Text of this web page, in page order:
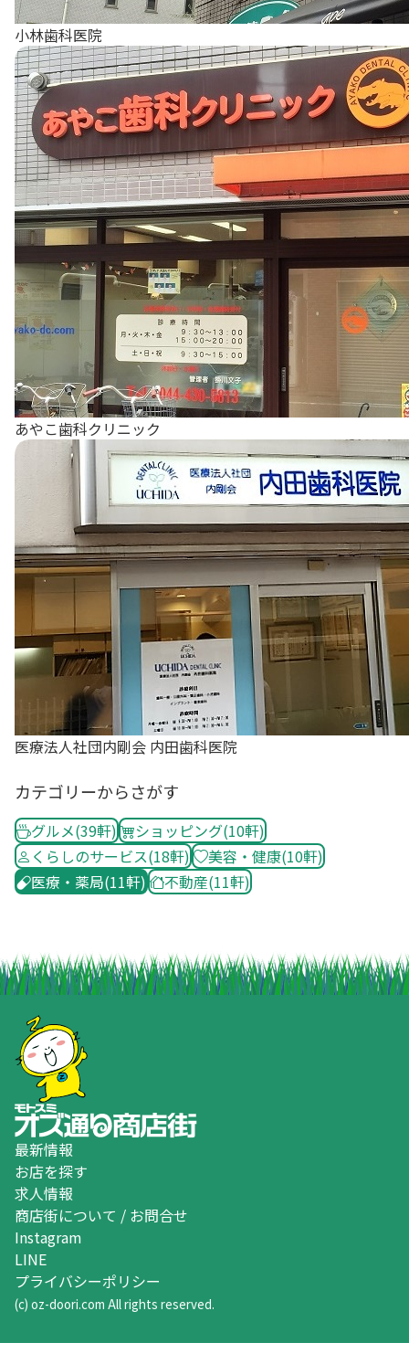
小林歯科医院
あやこ歯科クリニック
医療法人社団内剛会 内田歯科医院
カテゴリーからさがす
グルメ(39軒) ショッピング(10軒)
くらしのサービス(18軒) 美容・健康(10軒)
医療・薬局(11軒) 不動産(11軒)
最新情報
お店を探す
求人情報
商店街について / お問合せ
Instagram
LINE
プライバシーポリシー
(c) oz-doori.com All rights reserved.